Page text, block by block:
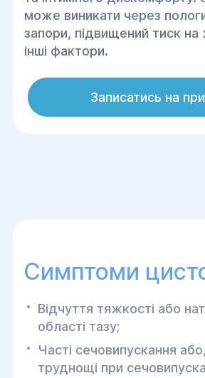
може виникати через
запори, підвищений тиск на
інші фактори.
Записатись на
Симптоми
Відчуття тяжкості або
області тазу;
Часті сечовипускання
труднощі при